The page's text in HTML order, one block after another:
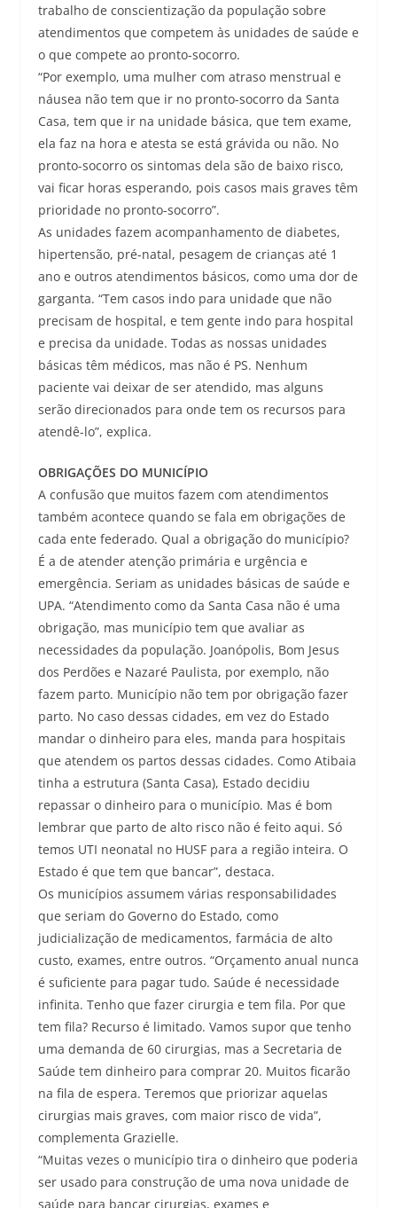
trabalho de conscientização da população sobre
atendimentos que competem às unidades de saúde e
o que compete ao pronto-socorro.
“Por exemplo, uma mulher com atraso menstrual e
náusea não tem que ir no pronto-socorro da Santa
Casa, tem que ir na unidade básica, que tem exame,
ela faz na hora e atesta se está grávida ou não. No
pronto-socorro os sintomas dela são de baixo risco,
vai ficar horas esperando, pois casos mais graves têm
prioridade no pronto-socorro”.
As unidades fazem acompanhamento de diabetes,
hipertensão, pré-natal, pesagem de crianças até 1
ano e outros atendimentos básicos, como uma dor de
garganta. “Tem casos indo para unidade que não
precisam de hospital, e tem gente indo para hospital
e precisa da unidade. Todas as nossas unidades
básicas têm médicos, mas não é PS. Nenhum
paciente vai deixar de ser atendido, mas alguns
serão direcionados para onde tem os recursos para
atendê-lo”, explica.
OBRIGAÇÕES DO MUNICÍPIO
A confusão que muitos fazem com atendimentos
também acontece quando se fala em obrigações de
cada ente federado. Qual a obrigação do município?
É a de atender atenção primária e urgência e
emergência. Seriam as unidades básicas de saúde e
UPA. “Atendimento como da Santa Casa não é uma
obrigação, mas município tem que avaliar as
necessidades da população. Joanópolis, Bom Jesus
dos Perdões e Nazaré Paulista, por exemplo, não
fazem parto. Município não tem por obrigação fazer
parto. No caso dessas cidades, em vez do Estado
mandar o dinheiro para eles, manda para hospitais
que atendem os partos dessas cidades. Como Atibaia
tinha a estrutura (Santa Casa), Estado decidiu
repassar o dinheiro para o município. Mas é bom
lembrar que parto de alto risco não é feito aqui. Só
temos UTI neonatal no HUSF para a região inteira. O
Estado é que tem que bancar”, destaca.
Os municípios assumem várias responsabilidades
que seriam do Governo do Estado, como
judicialização de medicamentos, farmácia de alto
custo, exames, entre outros. “Orçamento anual nunca
é suficiente para pagar tudo. Saúde é necessidade
infinita. Tenho que fazer cirurgia e tem fila. Por que
tem fila? Recurso é limitado. Vamos supor que tenho
uma demanda de 60 cirurgias, mas a Secretaria de
Saúde tem dinheiro para comprar 20. Muitos ficarão
na fila de espera. Teremos que priorizar aquelas
cirurgias mais graves, com maior risco de vida”,
complementa Grazielle.
“Muitas vezes o município tira o dinheiro que poderia
ser usado para construção de uma nova unidade de
saúde para bancar cirurgias, exames e